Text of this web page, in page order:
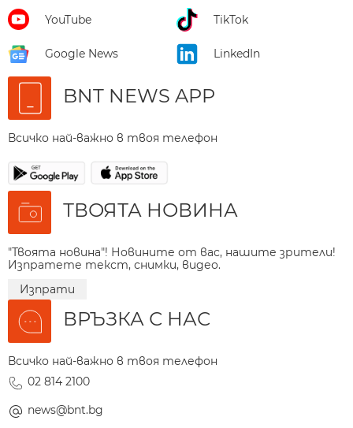
YouTube TikTok
Google News LinkedIn
BNT NEWS APP
Всичко най-важно в твоя телефон
ТВОЯТА НОВИНА
"Твоята новина"! Новините от вас, нашите зрители!
Изпратете текст, снимки, видео.
Изпрати
ВРЪЗКА С НАС
Всичко най-важно в твоя телефон
02 814 2100
news@bnt.bg